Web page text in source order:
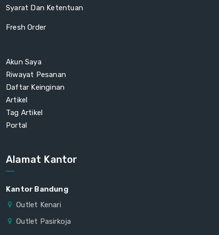
Syarat Dan Ketentuan
Fresh Order
Akun Saya
Riwayat Pesanan
Daftar Keinginan
Artikel
Tag Artikel
Portal
Alamat Kantor
Kantor Bandung
Outlet Kenari
Outlet Pasirkoja